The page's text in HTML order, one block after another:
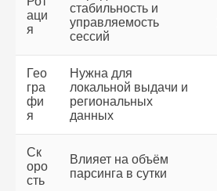
аци
я
стабильность и
управляемость
сессий
Гео
гра
фи
я
Нужна для
локальной выдачи и
региональных
данных
Ск
оро
сть
Влияет на объём
парсинга в сутки